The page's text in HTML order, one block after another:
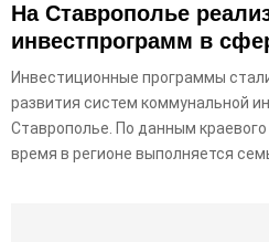
U
На Ставрополье
инвестпрограмм в
Инвестиционные программы
развития систем коммунальной
Ставрополье. По данным
время в регионе выполняется